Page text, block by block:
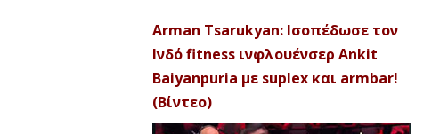
Arman Tsarukyan: Ισοπέδωσε τον
Ινδό fitness ινφλουένσερ Ankit
Baiyanpuria με suplex και armbar!
(Βίντεο)